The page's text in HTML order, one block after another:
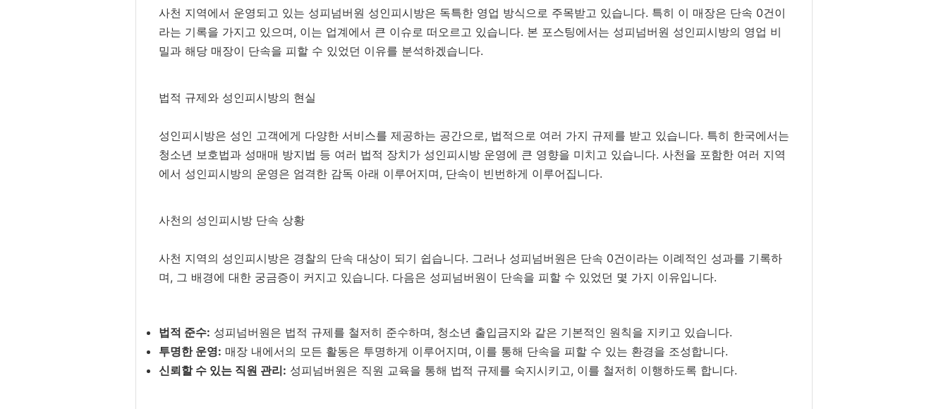
사천 지역에서 운영되고 있는 성피넘버원 성인피시방은 독특한 영업 방식으로 주목받고 있습니다. 특히 이 매장은 단속 0건이
라는 기록을 가지고 있으며, 이는 업계에서 큰 이슈로 떠오르고 있습니다. 본 포스팅에서는 성피넘버원 성인피시방의 영업 비
밀과 해당 매장이 단속을 피할 수 있었던 이유를 분석하겠습니다.
법적 규제와 성인피시방의 현실
성인피시방은 성인 고객에게 다양한 서비스를 제공하는 공간으로, 법적으로 여러 가지 규제를 받고 있습니다. 특히 한국에서는
청소년 보호법과 성매매 방지법 등 여러 법적 장치가 성인피시방 운영에 큰 영향을 미치고 있습니다. 사천을 포함한 여러 지역
에서 성인피시방의 운영은 엄격한 감독 아래 이루어지며, 단속이 빈번하게 이루어집니다.
사천의 성인피시방 단속 상황
사천 지역의 성인피시방은 경찰의 단속 대상이 되기 쉽습니다. 그러나 성피넘버원은 단속 0건이라는 이례적인 성과를 기록하
며, 그 배경에 대한 궁금증이 커지고 있습니다. 다음은 성피넘버원이 단속을 피할 수 있었던 몇 가지 이유입니다.
법적 준수: 성피넘버원은 법적 규제를 철저히 준수하며, 청소년 출입금지와 같은 기본적인 원칙을 지키고 있습니다.
투명한 운영: 매장 내에서의 모든 활동은 투명하게 이루어지며, 이를 통해 단속을 피할 수 있는 환경을 조성합니다.
신뢰할 수 있는 직원 관리: 성피넘버원은 직원 교육을 통해 법적 규제를 숙지시키고, 이를 철저히 이행하도록 합니다.